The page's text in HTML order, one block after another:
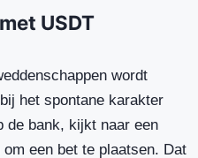
USDT
wordt
het spontane karakter
de bank, kijkt naar een
een bet te plaatsen. Dat